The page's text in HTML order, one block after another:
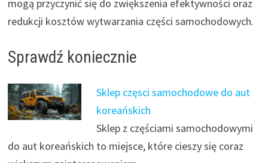
mogą przyczynić się do zwiększenia efektywności oraz
redukcji kosztów wytwarzania części samochodowych.
Sprawdź koniecznie
Sklep częsci samochodowe do aut
koreańskich
Sklep z częściami samochodowymi
do aut koreańskich to miejsce, które cieszy się coraz